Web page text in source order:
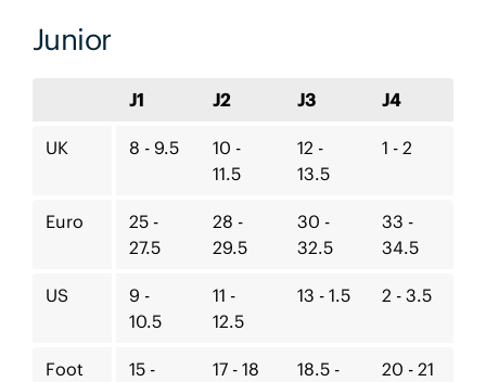
Junior
J1 J2 J3 J4
UK 8 - 9.5
10 -
11.5
12 -
13.5
1 - 2
Euro
25 -
27.5
28 -
29.5
30 -
32.5
33 -
34.5
US
9 -
10.5
11 -
12.5
13 - 1.5 2 - 3.5
Foot
15 -
17 - 18
18.5 -
20 - 21